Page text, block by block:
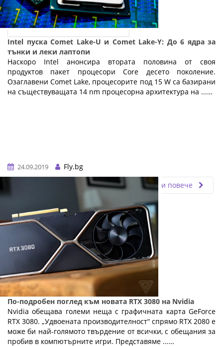
Intel пуска Comet Lake-U и Comet Lake-Y: До 6 ядра за
тънки и леки лаптопи
Наскоро Intel анонсира втората половина от своя
продуктов пакет процесори Core десето поколение.
Озаглавени Comet Lake, процесорите под 15 W са базирани
на съществуващата 14 nm процесорна архитектура на ...…
24.09.2019
Fly.bg
Прочети повече
По-подробен поглед към новата RTX 3080 на Nvidia
Nvidia обещава големи неща с графичната карта GeForce
RTX 3080. „Удвоената производителност“ спрямо RTX 2080 е
може би най-голямото твърдение от всички, с обещания за
пробив в компютърните игри. Представяме ...…